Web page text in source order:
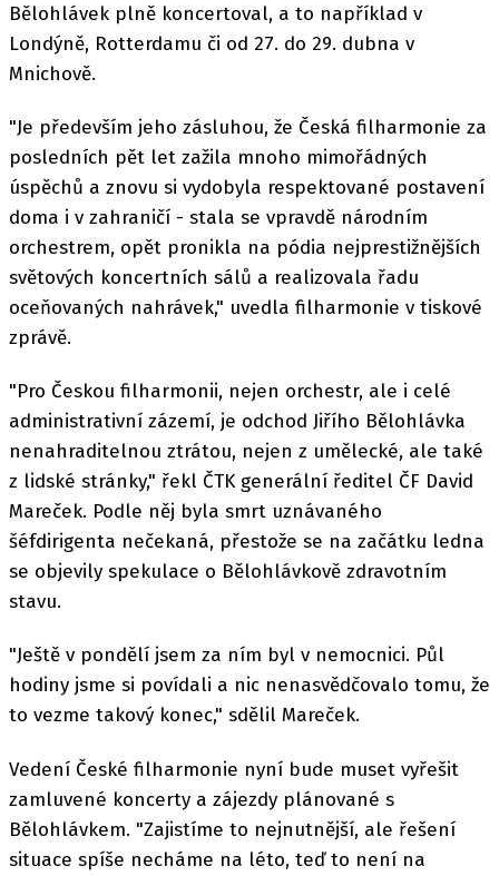
Bělohlávek plně koncertoval, a to například v
Londýně, Rotterdamu či od 27. do 29. dubna v
Mnichově.
"Je především jeho zásluhou, že Česká filharmonie za
posledních pět let zažila mnoho mimořádných
úspěchů a znovu si vydobyla respektované postavení
doma i v zahraničí - stala se vpravdě národním
orchestrem, opět pronikla na pódia nejprestižnějších
světových koncertních sálů a realizovala řadu
oceňovaných nahrávek," uvedla filharmonie v tiskové
zprávě.
"Pro Českou filharmonii, nejen orchestr, ale i celé
administrativní zázemí, je odchod Jiřího Bělohlávka
nenahraditelnou ztrátou, nejen z umělecké, ale také
z lidské stránky," řekl ČTK generální ředitel ČF David
Mareček. Podle něj byla smrt uznávaného
šéfdirigenta nečekaná, přestože se na začátku ledna
se objevily spekulace o Bělohlávkově zdravotním
stavu.
"Ještě v pondělí jsem za ním byl v nemocnici. Půl
hodiny jsme si povídali a nic nenasvědčovalo tomu, že
to vezme takový konec," sdělil Mareček.
Vedení České filharmonie nyní bude muset vyřešit
zamluvené koncerty a zájezdy plánované s
Bělohlávkem. "Zajistíme to nejnutnější, ale řešení
situace spíše necháme na léto, teď to není na